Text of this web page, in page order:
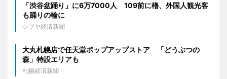
「渋谷盆踊り」に6万7000人 109前に櫓、外国人観光客
も踊りの輪に
シブヤ経済新聞
大丸札幌店で任天堂ポップアップストア 「どうぶつの
森」特設エリアも
札幌経済新聞